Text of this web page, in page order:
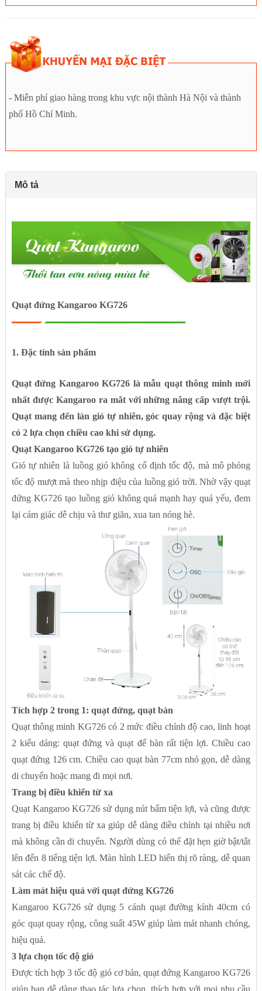
- Miễn phí giao hàng trong khu vực nội thành Hà Nội và thành
phố Hồ Chí Minh.
Mô tả
Quạt đứng Kangaroo KG726
1. Đặc tính sản phẩm
Quạt đứng Kangaroo KG726 là mẫu quạt thông minh mới
nhất được Kangaroo ra mắt với những nâng cấp vượt trội.
Quạt mang đến làn gió tự nhiên, góc quay rộng và đặc biệt
có 2 lựa chọn chiều cao khi sử dụng.
Quạt Kangaroo KG726 tạo gió tự nhiên
Gió tự nhiên là luồng gió không cố định tốc độ, mà mô phỏng
tốc độ mượt mà theo nhịp điệu của luồng gió trời. Nhờ vậy quạt
đứng KG726 tạo luồng gió không quá mạnh hay quá yếu, đem
lại cảm giác dễ chịu và thư giãn, xua tan nóng hè.
Tích hợp 2 trong 1: quạt đứng, quạt bàn
Quạt thông minh KG726 có 2 mức điều chỉnh độ cao, linh hoạt
2 kiểu dáng: quạt đứng và quạt để bàn rất tiện lợi. Chiều cao
quạt đứng 126 cm. Chiều cao quạt bàn 77cm nhỏ gọn, dễ dàng
di chuyển hoặc mang đi mọi nơi.
Trang bị điều khiển từ xa
Quạt Kangaroo KG726 sử dụng nút bấm tiện lợi, và cũng được
trang bị điều khiển từ xa giúp dễ dàng điều chỉnh tại nhiều nơi
mà không cần di chuyển. Người dùng có thể đặt hẹn giờ bật/tắt
lên đến 8 tiếng tiện lợi. Màn hình LED hiển thị rõ ràng, dễ quan
sát các chế độ.
Làm mát hiệu quả với quạt đứng KG726
Kangaroo KG726 sử dụng 5 cánh quạt đường kính 40cm có
góc quạt quay rộng, công suất 45W giúp làm mát nhanh chóng,
hiệu quả.
3 lựa chọn tốc độ gió
Được tích hợp 3 tốc độ gió cơ bản, quạt đứng Kangaroo KG726